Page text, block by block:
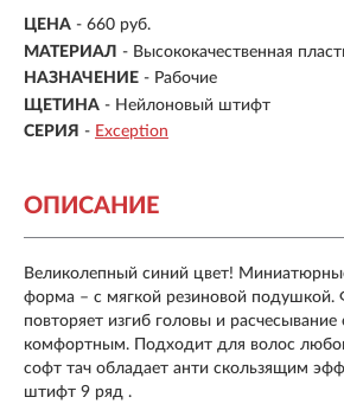
ЦЕНА - 660 руб.
МАТЕРИАЛ - Высококачественная
НАЗНАЧЕНИЕ - Рабочие
ЩЕТИНА - Нейлоновый штифт
СЕРИЯ - Exception
ОПИСАНИЕ
Великолепный синий цвет!
форма – с мягкой резиновой
повторяет изгиб головы и расчесывание
комфортным. Подходит для волос
софт тач обладает анти скользящим
штифт 9 ряд .